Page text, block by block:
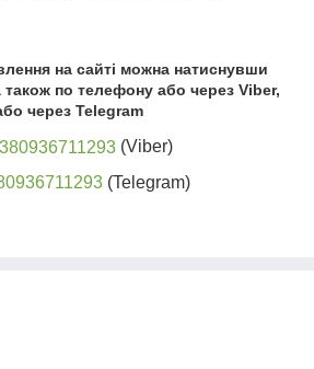
на сайті можна натиснувши
по телефону або через Viber,
через Telegram
(Viber)
(Telegram)